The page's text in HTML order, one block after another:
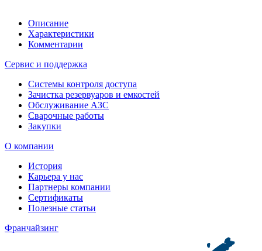
Описание
Характеристики
Комментарии
Сервис и поддержка
Системы контроля доступа
Зачистка резервуаров и емкостей
Обслуживание АЗС
Сварочные работы
Закупки
О компании
История
Карьера у нас
Партнеры компании
Сертификаты
Полезные статьи
Франчайзинг